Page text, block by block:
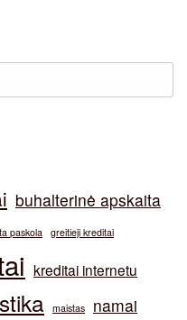
buhalterinė apskaita
paskola greitieji kreditai
kreditai internetu
maistas
namai